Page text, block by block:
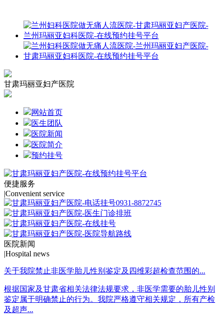
甘肃玛丽亚妇产医院
网站首页
医生团队
医院新闻
医院简介
预约挂号
便捷服务
|Convenient service
医院新闻
|Hospital news
关于我院禁止非医学胎儿性别鉴定及四维彩超检查范围的...
根据国家及甘肃省相关法律法规要求，非医学需要的胎儿性别
鉴定属于明确禁止的行为。我院严格遵守相关规定，所有产检
及超声...